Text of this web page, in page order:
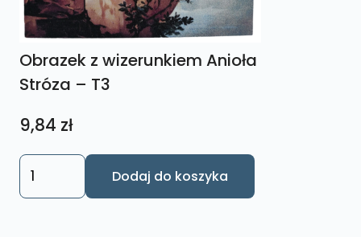
Obrazek z wizerunkiem Anioła
Stróza – T3
9,84 zł
ilość
Obrazek
Dodaj do koszyka